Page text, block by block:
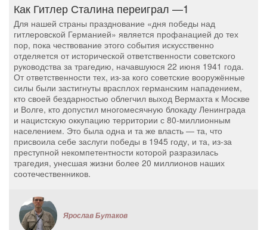
Как Гитлер Сталина переиграл —1
Для нашей страны празднование «дня победы над
гитлеровской Германией» является профанацией до тех
пор, пока чествование этого события искусственно
отделяется от исторической ответственности советского
руководства за трагедию, начавшуюся 22 июня 1941 года.
От ответственности тех, из-за кого советские вооружённые
силы были застигнуты врасплох германским нападением,
кто своей бездарностью облегчил выход Вермахта к Москве
и Волге, кто допустил многомесячную блокаду Ленинграда
и нацистскую оккупацию территории с 80-миллионным
населением. Это была одна и та же власть — та, что
присвоила себе заслуги победы в 1945 году, и та, из-за
преступной некомпетентности которой разразилась
трагедия, унесшая жизни более 20 миллионов наших
соотечественников.
Ярослав Бутаков